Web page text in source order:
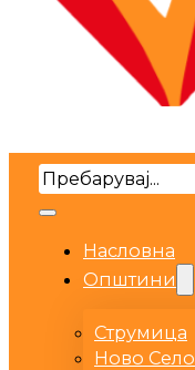
Search
Насловна
Општини
Струмица
Ново Село